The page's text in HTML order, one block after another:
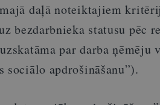
daļā noteiktajiem
bezdarbnieka statusu pēc
par darba ņēmēju
sociālo apdrošināšanu”).